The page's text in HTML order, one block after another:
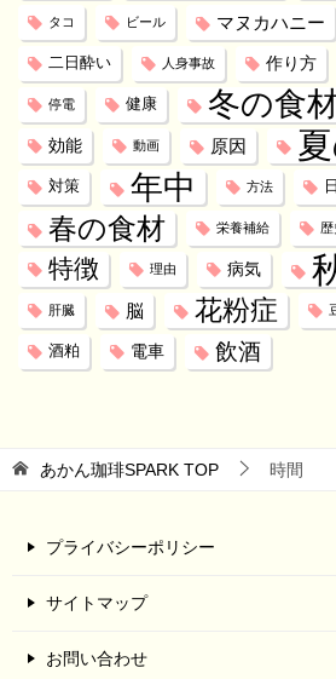
タコ ビール マヌカハニー
二日酔い 人身事故 作り方
停電 健康 冬の食
効能 動画 原因
対策 年中 方法
春の食材 栄養補給 歴
特徴 理由 病気
肝臓 脳 花粉症
酒粕 電車 飲酒
あかん珈琲SPARK TOP 時間
プライバシーポリシー
サイトマップ
お問い合わせ